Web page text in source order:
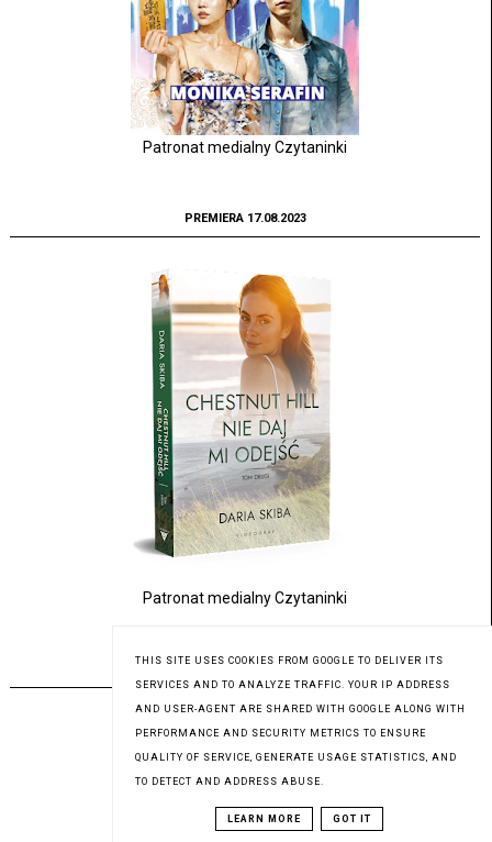
Patronat medialny Czytaninki
PREMIERA 17.08.2023
Patronat medialny Czytaninki
PREMIERA 03.08.2023
THIS SITE USES COOKIES FROM GOOGLE TO DELIVER ITS
SERVICES AND TO ANALYZE TRAFFIC. YOUR IP ADDRESS
AND USER-AGENT ARE SHARED WITH GOOGLE ALONG WITH
PERFORMANCE AND SECURITY METRICS TO ENSURE
QUALITY OF SERVICE, GENERATE USAGE STATISTICS, AND
TO DETECT AND ADDRESS ABUSE.
LEARN MORE GOT IT